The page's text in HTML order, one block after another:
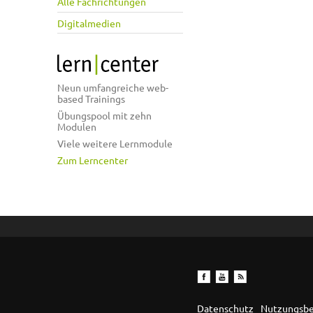
Digitalmedien
Neun umfangreiche web-
based Trainings
Übungspool mit zehn
Modulen
Viele weitere Lernmodule
Zum Lerncenter
Datenschutz